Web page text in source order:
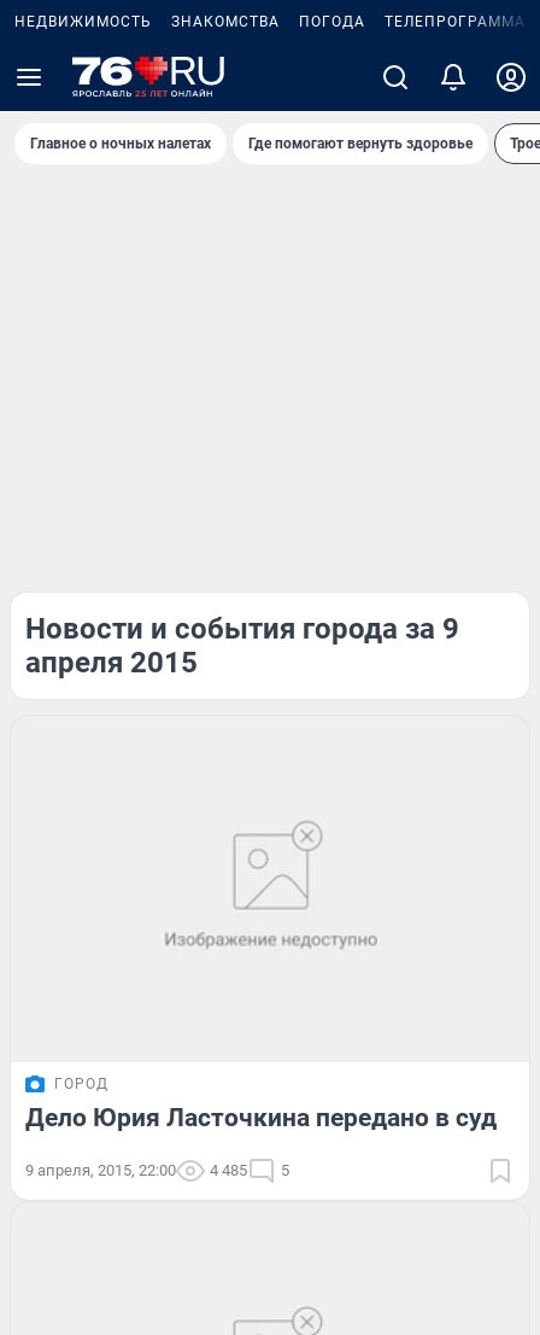
НЕДВИЖИМОСТЬ ЗНАКОМСТВА ПОГОДА ТЕЛЕПРОГРАММА
Главное о ночных налетах Где помогают вернуть здоровье
Новости и события города за 9
апреля 2015
ГОРОД
Дело Юрия Ласточкина передано в суд
9 апреля, 2015, 22:00 4 485 5